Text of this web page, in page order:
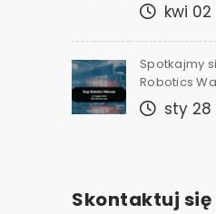
kwi 02
Spotkajmy
Robotics
sty 28
Skontaktuj się